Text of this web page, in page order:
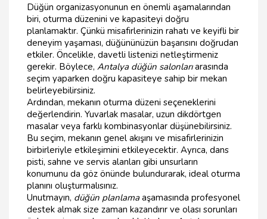
Düğün organizasyonunun en önemli aşamalarından
biri, oturma düzenini ve kapasiteyi doğru
planlamaktır. Çünkü misafirlerinizin rahatı ve keyifli bir
deneyim yaşaması, düğününüzün başarısını doğrudan
etkiler. Öncelikle, davetli listenizi netleştirmeniz
gerekir. Böylece, Antalya düğün salonlarıarasında
seçim yaparken doğru kapasiteye sahip bir mekan
belirleyebilirsiniz.
Ardından, mekanın oturma düzeni seçeneklerini
değerlendirin. Yuvarlak masalar, uzun dikdörtgen
masalar veya farklı kombinasyonlar düşünebilirsiniz.
Bu seçim, mekanın genel akışını ve misafirlerinizin
birbirleriyle etkileşimini etkileyecektir. Ayrıca, dans
pisti, sahne ve servis alanları gibi unsurların
konumunu da göz önünde bulundurarak, ideal oturma
planını oluşturmalısınız.
Unutmayın, düğün planlamaaşamasında profesyonel
destek almak size zaman kazandırır ve olası sorunları